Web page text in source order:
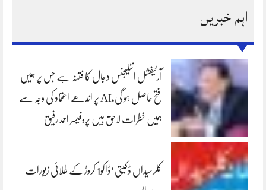
اہم خبریں
آرٹیفشل انٹلیجنس دجال کا فتنہ ہے جس پر ہمیں
فتح حاصل ہو گی،AI پر اندھے اعتماد کی وجہ سے
ہمیں خطرات لاحق ہیں پروفیسر احمد رفیق
کلرسیداں ڈکیتی‘ڈاکو1 کروڑ کے طلائی زیورات